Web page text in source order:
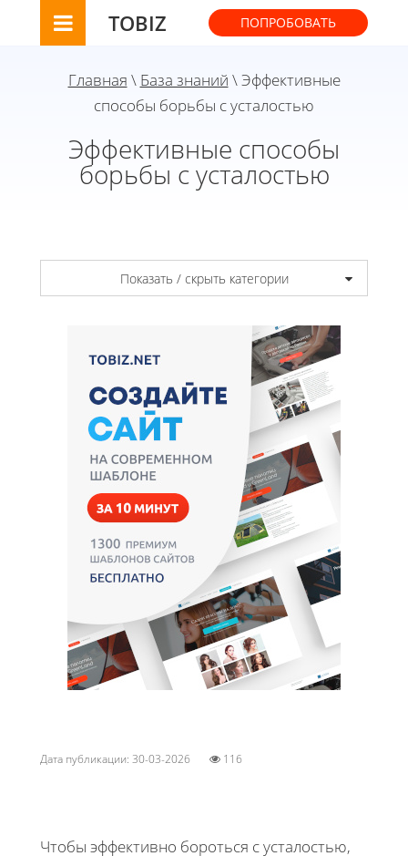
TOBIZ ПОПРОБОВАТЬ
Главная \ База знаний \ Эффективные
способы борьбы с усталостью
Эффективные способы
борьбы с усталостью
Показать / скрыть категории
Дата публикации: 30-03-2026 116
Чтобы эффективно бороться с усталостью,